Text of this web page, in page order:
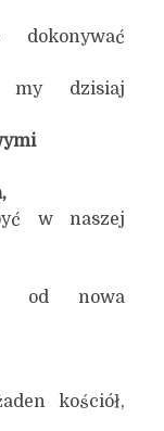
my dzisiaj
w naszej
od nowa
kościół,